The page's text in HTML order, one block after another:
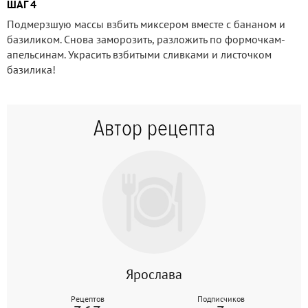
ШАГ 4
Подмерзшую массы взбить миксером вместе с бананом и
базиликом. Снова заморозить, разложить по формочкам-
апельсинам. Украсить взбитыми сливками и листочком
базилика!
Автор рецепта
Ярослава
Рецептов Подписчиков